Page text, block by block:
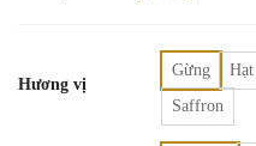
Hương vị
Gừng Hạt
Saffron